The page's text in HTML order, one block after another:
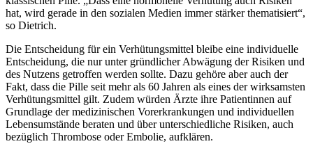
hat, wird gerade in den sozialen Medien immer stärker thematisiert“,
so Dietrich.
Die Entscheidung für ein Verhütungsmittel bleibe eine individuelle
Entscheidung, die nur unter gründlicher Abwägung der Risiken und
des Nutzens getroffen werden sollte. Dazu gehöre aber auch der
Fakt, dass die Pille seit mehr als 60 Jahren als eines der wirksamsten
Verhütungsmittel gilt. Zudem würden Ärzte ihre Patientinnen auf
Grundlage der medizinischen Vorerkrankungen und individuellen
Lebensumstände beraten und über unterschiedliche Risiken, auch
bezüglich Thrombose oder Embolie, aufklären.